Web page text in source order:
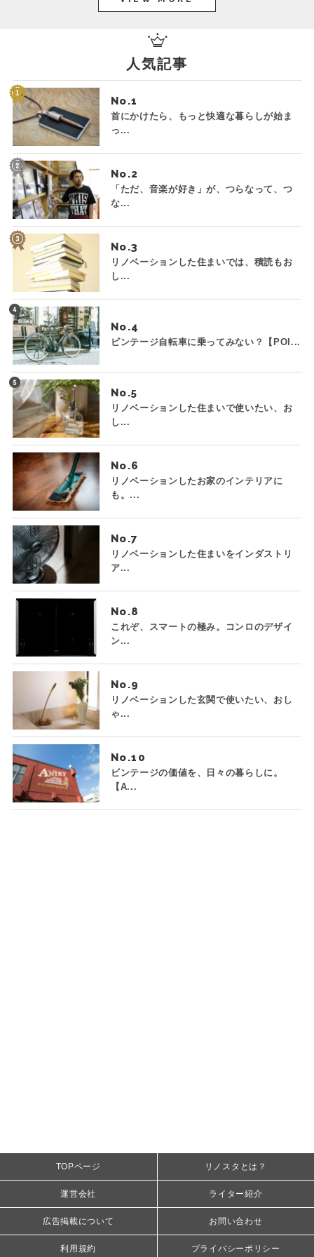
人気記事
No.
首にかけたら、もっと快適な暮らしが始ま
っ...
No.
「ただ、音楽が好き」が、つらなって、つ
な...
No.
リノベーションした住まいでは、積読もお
し...
No.
ビンテージ自転車に乗ってみない？【POI...
No.
リノベーションした住まいで使いたい、お
し...
No.
リノベーションしたお家のインテリアに
も。...
No.
リノベーションした住まいをインダストリ
ア...
No.
これぞ、スマートの極み。コンロのデザイ
ン...
No.
リノベーションした玄関で使いたい、おし
ゃ...
No.
ビンテージの価値を、日々の暮らしに。
【A...
TOPページ リノスタとは？
運営会社 ライター紹介
広告掲載について お問い合わせ
利用規約 プライバシーポリシー